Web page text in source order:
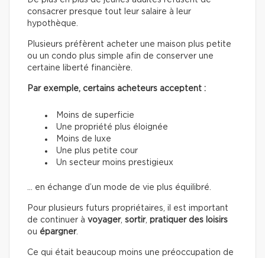
consacrer presque tout leur salaire à leur
hypothèque.
Plusieurs préfèrent acheter une maison plus petite
ou un condo plus simple afin de conserver une
certaine liberté financière.
Par exemple, certains acheteurs acceptent :
Moins de superficie
Une propriété plus éloignée
Moins de luxe
Une plus petite cour
Un secteur moins prestigieux
… en échange d’un mode de vie plus équilibré.
Pour plusieurs futurs propriétaires, il est important
de continuer à voyager, sortir, pratiquer des loisirs
ou épargner.
Ce qui était beaucoup moins une préoccupation de